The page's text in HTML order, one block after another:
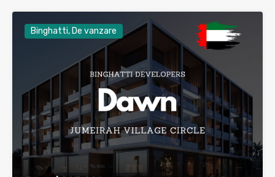
Binghatti, De vanzare